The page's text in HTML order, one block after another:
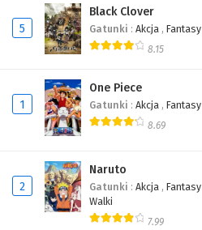
5
Black Clover
Gatunki : Akcja , Fantasy
8.15
1
One Piece
Gatunki : Akcja , Fantasy
8.69
2
Naruto
Gatunki : Akcja , Fantasy
Walki
7.99